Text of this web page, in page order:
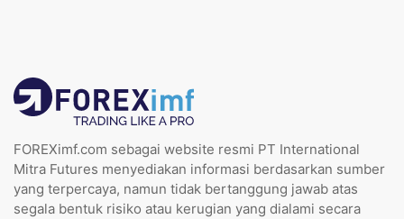
FOREXimf.com sebagai website resmi PT International
Mitra Futures menyediakan informasi berdasarkan sumber
yang terpercaya, namun tidak bertanggung jawab atas
segala bentuk risiko atau kerugian yang dialami secara